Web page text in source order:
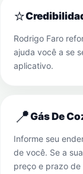
⭐
Rodrigo Faro
ajuda você a se
aplicativo.
📍Gás De
Informe seu
de você. Se a
preço e prazo